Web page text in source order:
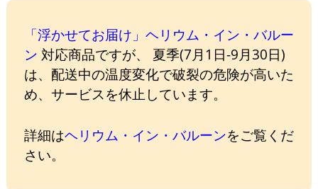
「浮かせてお届け」ヘリウム・イン・バルー
ン 対応商品ですが、 夏季(7月1日-9月30日)
は、配送中の温度変化で破裂の危険が高いた
め、サービスを休止しています。
詳細はヘリウム・イン・バルーンをご覧くだ
さい。